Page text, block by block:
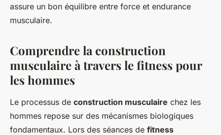
assure un bon équilibre entre force et endurance
musculaire.
Comprendre la construction
musculaire à travers le fitness pour
les hommes
Le processus de construction musculaire chez les
hommes repose sur des mécanismes biologiques
fondamentaux. Lors des séances de fitness